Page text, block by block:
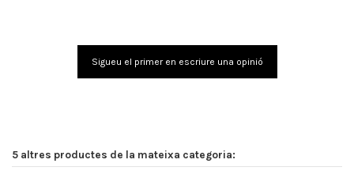
Sigueu el primer en escriure una opinió
5 altres productes de la mateixa categoria: